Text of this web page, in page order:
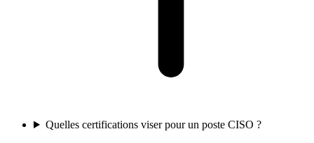
Quelles certifications viser pour un poste CISO ?